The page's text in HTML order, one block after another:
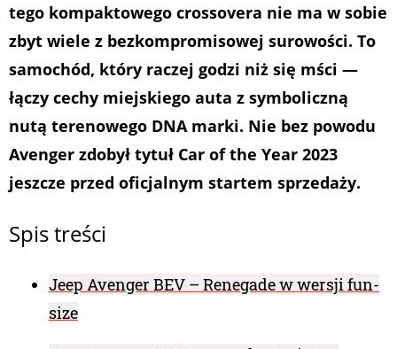
tego kompaktowego crossovera nie ma w sobie
zbyt wiele z bezkompromisowej surowości. To
samochód, który raczej godzi niż się mści —
łączy cechy miejskiego auta z symboliczną
nutą terenowego DNA marki. Nie bez powodu
Avenger zdobył tytuł Car of the Year 2023
jeszcze przed oficjalnym startem sprzedaży.
Spis treści
Jeep Avenger BEV – Renegade w wersji fun-
size